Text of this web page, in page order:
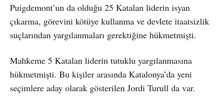
Puigdemont’un da olduğu 25 Katalan liderin isyan
çıkarma, görevini kötüye kullanma ve devlete itaatsizlik
suçlarından yargılanmaları gerektiğine hükmetmişti.
Mahkeme 5 Katalan liderin tutuklu yargılanmasına
hükmetmişti. Bu kişiler arasında Katalonya’da yeni
seçimlere aday olarak gösterilen Jordi Turull da var.